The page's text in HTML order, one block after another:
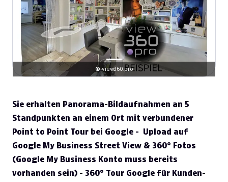
©view360.pro
Sie erhalten Panorama-Bildaufnahmen an 5
Standpunkten an einem Ort mit verbundener
Point to Point Tour bei Google - Upload auf
Google My Business Street View & 360° Fotos
(Google My Business Konto muss bereits
vorhanden sein) - 360° Tour Google für Kunden-